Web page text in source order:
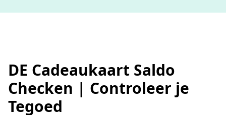
DE Cadeaukaart Saldo
Checken | Controleer je
Tegoed